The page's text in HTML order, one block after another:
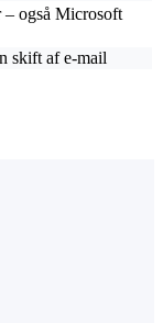
– også Microsoft
skift af e-mail